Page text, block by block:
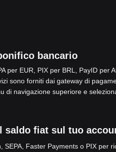
bancario
per EUR, PIX per BRL, PayID per
sono forniti dai gateway di
di navigazione superiore e
saldo fiat sul tuo
Faster Payments o PIX per